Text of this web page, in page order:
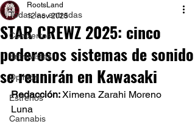
Todas las entradas
Conciertos
Entrevistas
Opinión
Estrenos
Cannabis
STAR CREWZ 2025: cinco
poderosos sistemas de sonido
se reunirán en Kawasaki
RootsLand
12 nov 2025
Redacción: Ximena Zarahi Moreno
Luna